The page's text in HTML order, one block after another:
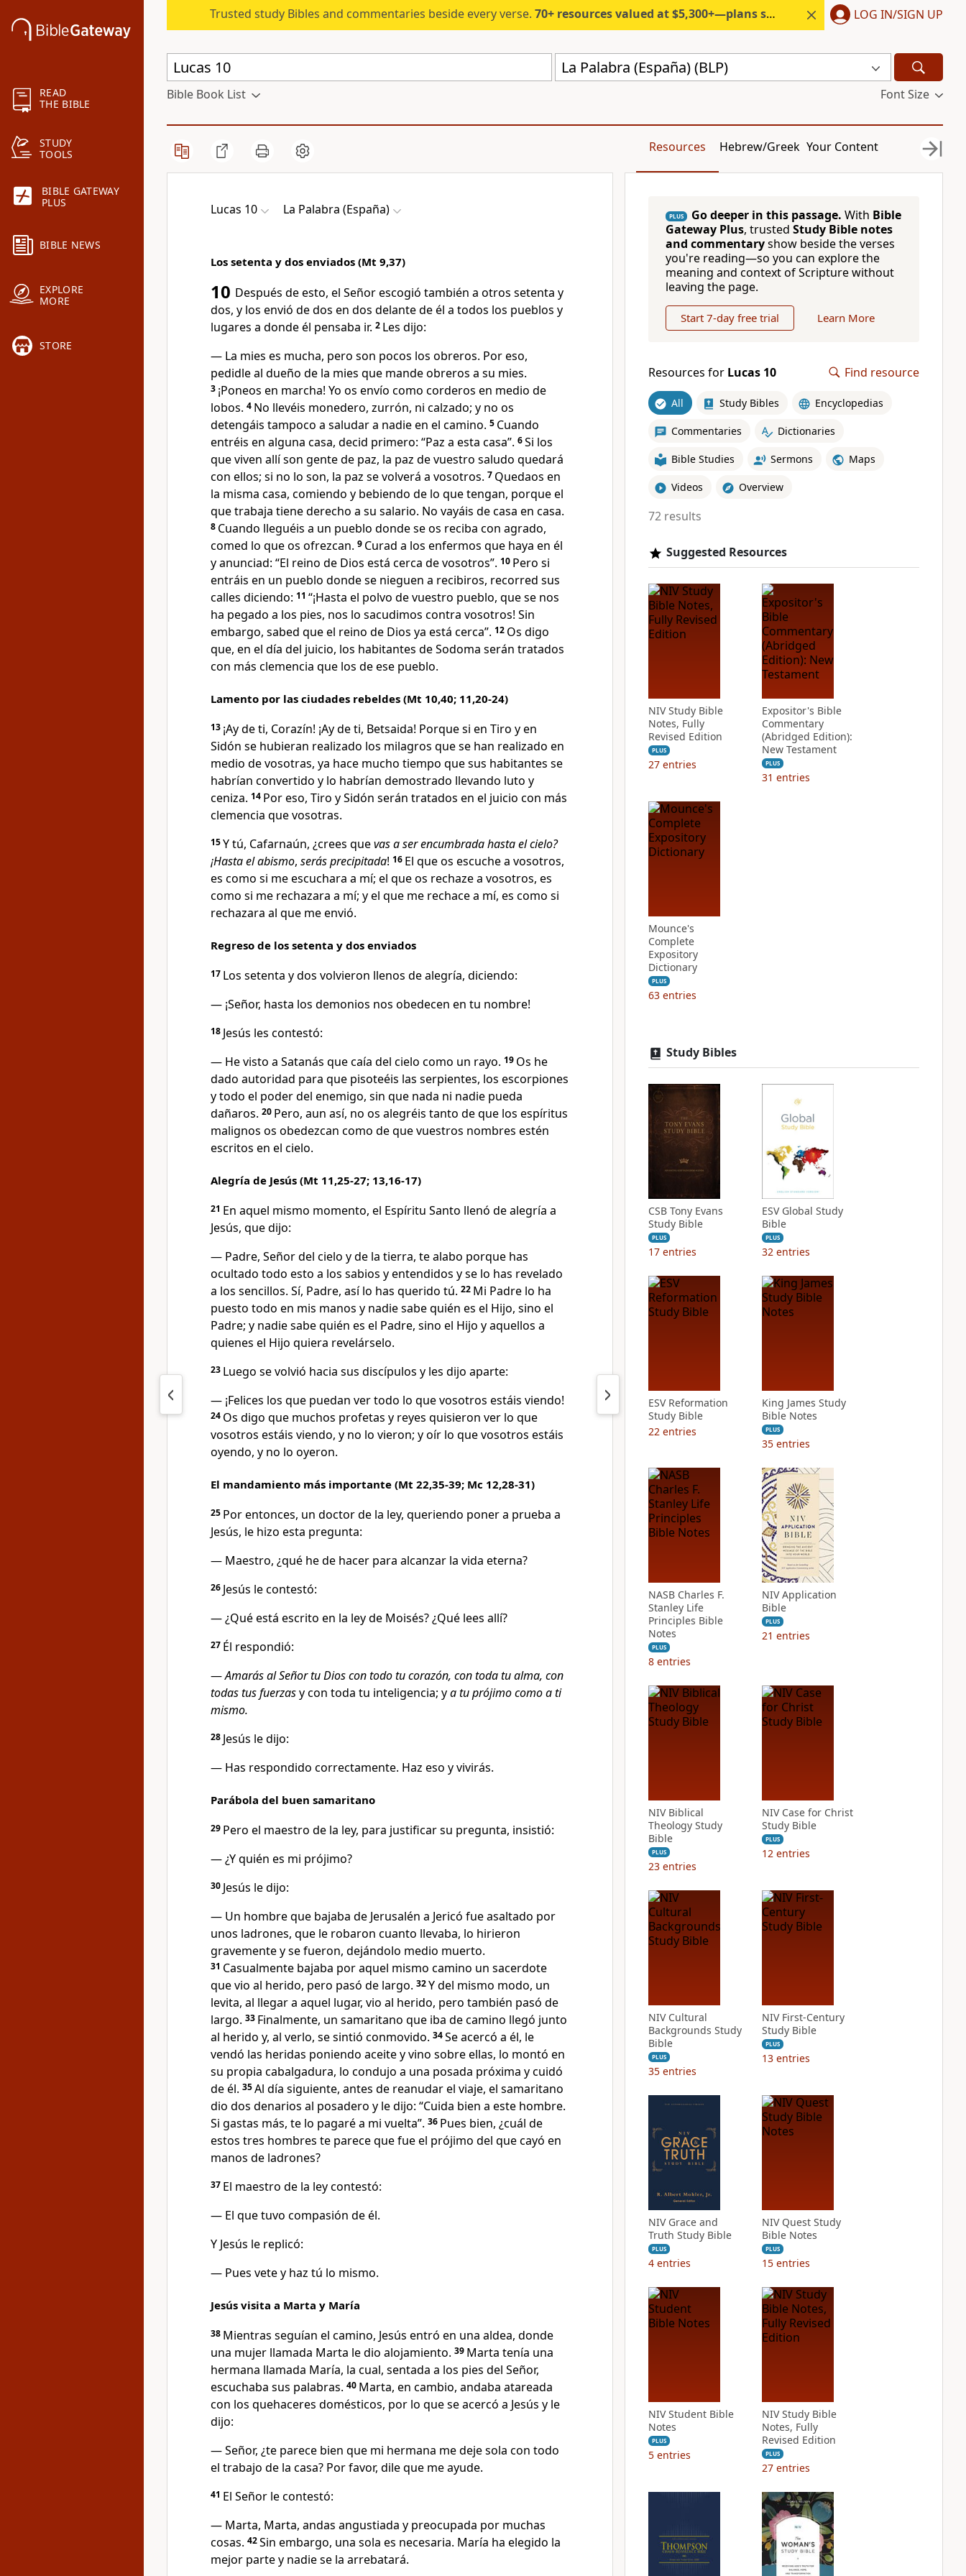
READ
THE BIBLE
STUDY
TOOLS
BIBLE GATEWAY
PLUS
BIBLE NEWS
EXPLORE
MORE
STORE
Trusted study Bibles and commentaries beside every verse. 70+ resources valued at $5,300+—plans start under $6/month. LOG IN/SIGN UP
La Palabra (España) (BLP)
Bible Book List Font Size
Resources Hebrew/Greek Your Content
Lucas 10 La Palabra (España)
Los setenta y dos enviados (Mt 9,37)
10 Después de esto, el Señor escogió también a otros setenta y
dos, y los envió de dos en dos delante de él a todos los pueblos y
lugares a donde él pensaba ir. 2 Les dijo:
— La mies es mucha, pero son pocos los obreros. Por eso,
pedidle al dueño de la mies que mande obreros a su mies.
3 ¡Poneos en marcha! Yo os envío como corderos en medio de
lobos. 4 No llevéis monedero, zurrón, ni calzado; y no os
detengáis tampoco a saludar a nadie en el camino. 5 Cuando
entréis en alguna casa, decid primero: “Paz a esta casa”. 6Si los
que viven allí son gente de paz, la paz de vuestro saludo quedará
con ellos; si no lo son, la paz se volverá a vosotros. 7 Quedaos en
la misma casa, comiendo y bebiendo de lo que tengan, porque el
que trabaja tiene derecho a su salario. No vayáis de casa en casa.
8 Cuando lleguéis a un pueblo donde se os reciba con agrado,
comed lo que os ofrezcan. 9 Curad a los enfermos que haya en él
y anunciad: “El reino de Dios está cerca de vosotros”. 10 Pero si
entráis en un pueblo donde se nieguen a recibiros, recorred sus
calles diciendo: 11 “¡Hasta el polvo de vuestro pueblo, que se nos
ha pegado a los pies, nos lo sacudimos contra vosotros! Sin
embargo, sabed que el reino de Dios ya está cerca”. 12 Os digo
que, en el día del juicio, los habitantes de Sodoma serán tratados
con más clemencia que los de ese pueblo.
Lamento por las ciudades rebeldes (Mt 10,40; 11,20-24)
13 ¡Ay de ti, Corazín! ¡Ay de ti, Betsaida! Porque si en Tiro y en
Sidón se hubieran realizado los milagros que se han realizado en
medio de vosotras, ya hace mucho tiempo que sus habitantes se
habrían convertido y lo habrían demostrado llevando luto y
ceniza. 14 Por eso, Tiro y Sidón serán tratados en el juicio con más
clemencia que vosotras.
15Y tú, Cafarnaún, ¿crees quevas a ser encumbrada hasta el cielo?
¡Hasta el abismo, serás precipitada! 16 El que os escuche a vosotros,
es como si me escuchara a mí; el que os rechaze a vosotros, es
como si me rechazara a mí; y el que me rechace a mí, es como si
rechazara al que me envió.
Regreso de los setenta y dos enviados
17 Los setenta y dos volvieron llenos de alegría, diciendo:
— ¡Señor, hasta los demonios nos obedecen en tu nombre!
18 Jesús les contestó:
— He visto a Satanás que caía del cielo como un rayo. 19 Os he
dado autoridad para que pisoteéis las serpientes, los escorpiones
y todo el poder del enemigo, sin que nada ni nadie pueda
dañaros. 20 Pero, aun así, no os alegréis tanto de que los espíritus
malignos os obedezcan como de que vuestros nombres estén
escritos en el cielo.
Alegría de Jesús (Mt 11,25-27; 13,16-17)
21 En aquel mismo momento, el Espíritu Santo llenó de alegría a
Jesús, que dijo:
— Padre, Señor del cielo y de la tierra, te alabo porque has
ocultado todo esto a los sabios y entendidos y se lo has revelado
a los sencillos. Sí, Padre, así lo has querido tú. 22 Mi Padre lo ha
puesto todo en mis manos y nadie sabe quién es el Hijo, sino el
Padre; y nadie sabe quién es el Padre, sino el Hijo y aquellos a
quienes el Hijo quiera revelárselo.
23 Luego se volvió hacia sus discípulos y les dijo aparte:
— ¡Felices los que puedan ver todo lo que vosotros estáis viendo!
24 Os digo que muchos profetas y reyes quisieron ver lo que
vosotros estáis viendo, y no lo vieron; y oír lo que vosotros estáis
oyendo, y no lo oyeron.
El mandamiento más importante (Mt 22,35-39; Mc 12,28-31)
25 Por entonces, un doctor de la ley, queriendo poner a prueba a
Jesús, le hizo esta pregunta:
— Maestro, ¿qué he de hacer para alcanzar la vida eterna?
26 Jesús le contestó:
— ¿Qué está escrito en la ley de Moisés? ¿Qué lees allí?
27 Él respondió:
—Amarás al Señor tu Dios con todo tu corazón, con toda tu alma, con
todas tus fuerzasy con toda tu inteligencia; ya tu prójimo como a ti
mismo.
28 Jesús le dijo:
— Has respondido correctamente. Haz eso y vivirás.
Parábola del buen samaritano
29 Pero el maestro de la ley, para justificar su pregunta, insistió:
— ¿Y quién es mi prójimo?
30 Jesús le dijo:
— Un hombre que bajaba de Jerusalén a Jericó fue asaltado por
unos ladrones, que le robaron cuanto llevaba, lo hirieron
gravemente y se fueron, dejándolo medio muerto.
31 Casualmente bajaba por aquel mismo camino un sacerdote
que vio al herido, pero pasó de largo. 32Y del mismo modo, un
levita, al llegar a aquel lugar, vio al herido, pero también pasó de
largo. 33 Finalmente, un samaritano que iba de camino llegó junto
al herido y, al verlo, se sintió conmovido. 34Se acercó a él, le
vendó las heridas poniendo aceite y vino sobre ellas, lo montó en
su propia cabalgadura, lo condujo a una posada próxima y cuidó
de él. 35Al día siguiente, antes de reanudar el viaje, el samaritano
dio dos denarios al posadero y le dijo: “Cuida bien a este hombre.
Si gastas más, te lo pagaré a mi vuelta”. 36 Pues bien, ¿cuál de
estos tres hombres te parece que fue el prójimo del que cayó en
manos de ladrones?
37 El maestro de la ley contestó:
— El que tuvo compasión de él.
Y Jesús le replicó:
— Pues vete y haz tú lo mismo.
Jesús visita a Marta y María
38 Mientras seguían el camino, Jesús entró en una aldea, donde
una mujer llamada Marta le dio alojamiento. 39 Marta tenía una
hermana llamada María, la cual, sentada a los pies del Señor,
escuchaba sus palabras. 40 Marta, en cambio, andaba atareada
con los quehaceres domésticos, por lo que se acercó a Jesús y le
dijo:
— Señor, ¿te parece bien que mi hermana me deje sola con todo
el trabajo de la casa? Por favor, dile que me ayude.
41 El Señor le contestó:
— Marta, Marta, andas angustiada y preocupada por muchas
cosas. 42Sin embargo, una sola es necesaria. María ha elegido la
mejor parte y nadie se la arrebatará.
PLUS Go deeper in this passage. With Bible
Gateway Plus, trusted Study Bible notes
and commentaryshow beside the verses
you're reading—so you can explore the
meaning and context of Scripture without
leaving the page.
Start 7-day free trial Learn More
Resources for Lucas 10 Find resource
All Study Bibles Encyclopedias
Commentaries Dictionaries
Bible Studies Sermons Maps
Videos Overview
72 results
Suggested Resources
NIV Study Bible
Notes, Fully
Revised Edition
PLUS
27 entries
Expositor's Bible
Commentary
(Abridged Edition):
New Testament
PLUS
31 entries
Mounce's
Complete
Expository
Dictionary
PLUS
63 entries
Study Bibles
CSB Tony Evans
Study Bible
PLUS
17 entries
ESV Global Study
Bible
PLUS
32 entries
ESV Reformation
Study Bible
22 entries
King James Study
Bible Notes
PLUS
35 entries
NASB Charles F.
Stanley Life
Principles Bible
Notes
PLUS
8 entries
NIV Application
Bible
PLUS
21 entries
NIV Biblical
Theology Study
Bible
PLUS
23 entries
NIV Case for Christ
Study Bible
PLUS
12 entries
NIV Cultural
Backgrounds Study
Bible
PLUS
35 entries
NIV First-Century
Study Bible
PLUS
13 entries
NIV Grace and
Truth Study Bible
PLUS
4 entries
NIV Quest Study
Bible Notes
PLUS
15 entries
NIV Student Bible
Notes
PLUS
5 entries
NIV Study Bible
Notes, Fully
Revised Edition
PLUS
27 entries